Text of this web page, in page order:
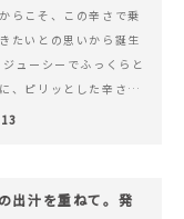
らこそ、この辛さで乗
たいとの思いから誕生
ューシーでふっくらと
、ピリッとした辛さと
しめる特製チリソース
む ピリッと刺激のあ
出汁を重ねて。発